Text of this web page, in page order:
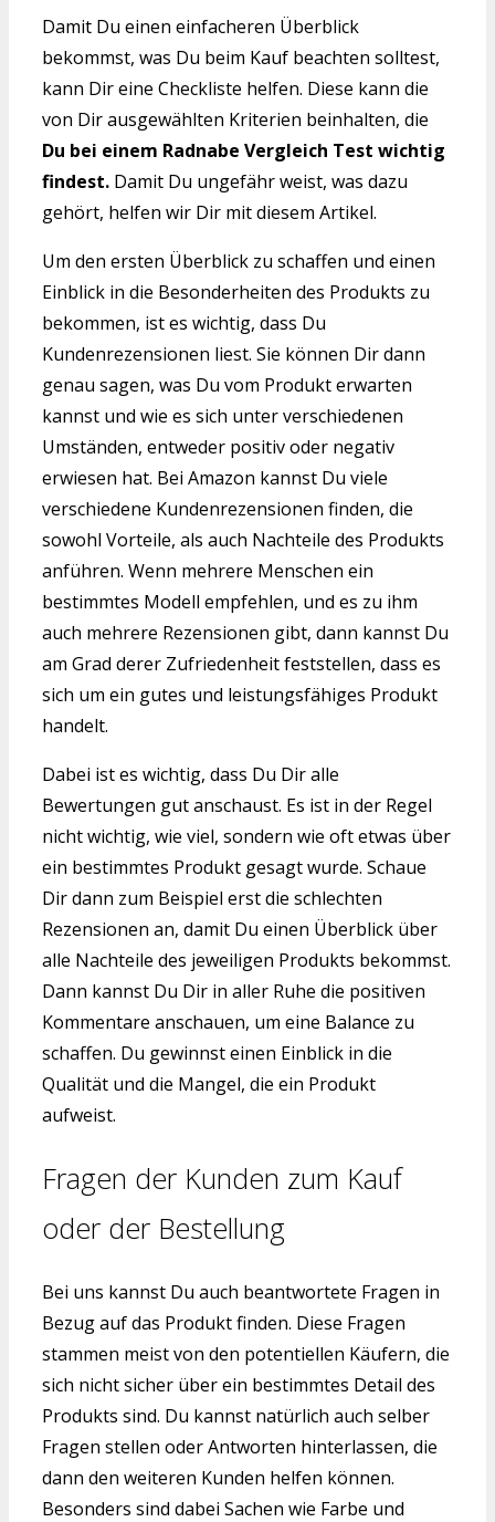
Damit Du einen einfacheren Überblick
bekommst, was Du beim Kauf beachten solltest,
kann Dir eine Checkliste helfen. Diese kann die
von Dir ausgewählten Kriterien beinhalten, die
Du bei einem Radnabe Vergleich Test wichtig
findest. Damit Du ungefähr weist, was dazu
gehört, helfen wir Dir mit diesem Artikel.
Um den ersten Überblick zu schaffen und einen
Einblick in die Besonderheiten des Produkts zu
bekommen, ist es wichtig, dass Du
Kundenrezensionen liest. Sie können Dir dann
genau sagen, was Du vom Produkt erwarten
kannst und wie es sich unter verschiedenen
Umständen, entweder positiv oder negativ
erwiesen hat. Bei Amazon kannst Du viele
verschiedene Kundenrezensionen finden, die
sowohl Vorteile, als auch Nachteile des Produkts
anführen. Wenn mehrere Menschen ein
bestimmtes Modell empfehlen, und es zu ihm
auch mehrere Rezensionen gibt, dann kannst Du
am Grad derer Zufriedenheit feststellen, dass es
sich um ein gutes und leistungsfähiges Produkt
handelt.
Dabei ist es wichtig, dass Du Dir alle
Bewertungen gut anschaust. Es ist in der Regel
nicht wichtig, wie viel, sondern wie oft etwas über
ein bestimmtes Produkt gesagt wurde. Schaue
Dir dann zum Beispiel erst die schlechten
Rezensionen an, damit Du einen Überblick über
alle Nachteile des jeweiligen Produkts bekommst.
Dann kannst Du Dir in aller Ruhe die positiven
Kommentare anschauen, um eine Balance zu
schaffen. Du gewinnst einen Einblick in die
Qualität und die Mangel, die ein Produkt
aufweist.
Fragen der Kunden zum Kauf
oder der Bestellung
Bei uns kannst Du auch beantwortete Fragen in
Bezug auf das Produkt finden. Diese Fragen
stammen meist von den potentiellen Käufern, die
sich nicht sicher über ein bestimmtes Detail des
Produkts sind. Du kannst natürlich auch selber
Fragen stellen oder Antworten hinterlassen, die
dann den weiteren Kunden helfen können.
Besonders sind dabei Sachen wie Farbe und